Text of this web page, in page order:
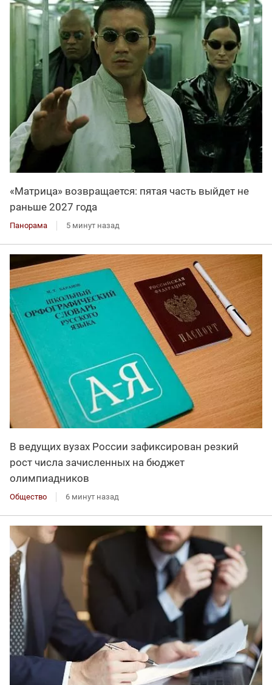
«Матрица» возвращается: пятая часть выйдет не
раньше 2027 года
Панорама 5 минут назад
В ведущих вузах России зафиксирован резкий
рост числа зачисленных на бюджет
олимпиадников
Общество 6 минут назад